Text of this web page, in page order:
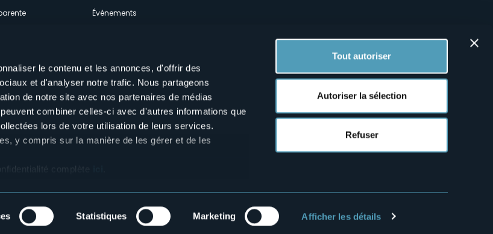
le contenu et les annonces, d'offrir des
et d'analyser notre trafic. Nous partageons
de notre site avec nos partenaires de médias
combiner celles-ci avec d'autres informations que
lors de votre utilisation de leurs services.
y compris sur la manière de les gérer et de les
complète
Statistiques Marketing Afficher les détails
Tout autoriser
Autoriser la sélection
Refuser
Événements
Suivez-nous sur nos réseaux sociaux